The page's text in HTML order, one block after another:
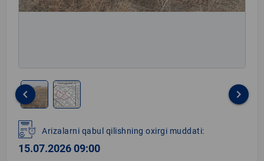
1
of
2
keyboard_arrow_left keyboard_arrow_right
Arizalarni qabul qilishning oxirgi muddati:
15.07.2026 09:00